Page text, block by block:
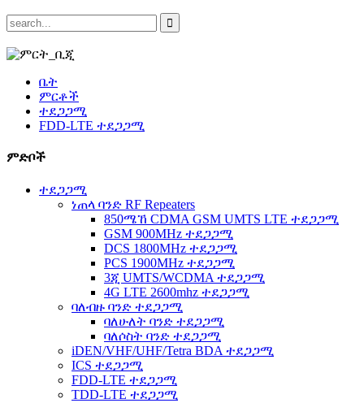
ቤት
ምርቶች
ተደጋጋሚ
FDD-LTE ተደጋጋሚ
ምድቦች
ተደጋጋሚ
ነጠላ ባንድ RF Repeaters
850ሜኸ CDMA GSM UMTS LTE ተደጋጋሚ
GSM 900MHz ተደጋጋሚ
DCS 1800MHz ተደጋጋሚ
PCS 1900MHz ተደጋጋሚ
3ጂ UMTS/WCDMA ተደጋጋሚ
4G LTE 2600mhz ተደጋጋሚ
ባለብዙ ባንድ ተደጋጋሚ
ባለሁለት ባንድ ተደጋጋሚ
ባለሶስት ባንድ ተደጋጋሚ
iDEN/VHF/UHF/Tetra BDA ተደጋጋሚ
ICS ተደጋጋሚ
FDD-LTE ተደጋጋሚ
TDD-LTE ተደጋጋሚ